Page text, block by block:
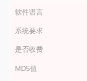
软件语言
系统要求
是否收费
MD5值